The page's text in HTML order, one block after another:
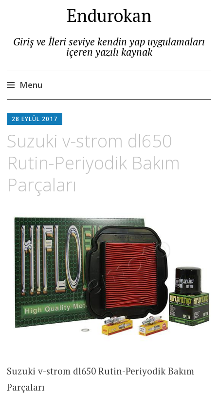
Endurokan
Giriş ve İleri seviye kendin yap uygulamaları
içeren yazılı kaynak
Menu
to
28 EYLÜL 2017
Suzuki v-strom dl650
Rutin-Periyodik Bakım
Parçaları
Suzuki v-strom dl650 Rutin-Periyodik Bakım
Parçaları